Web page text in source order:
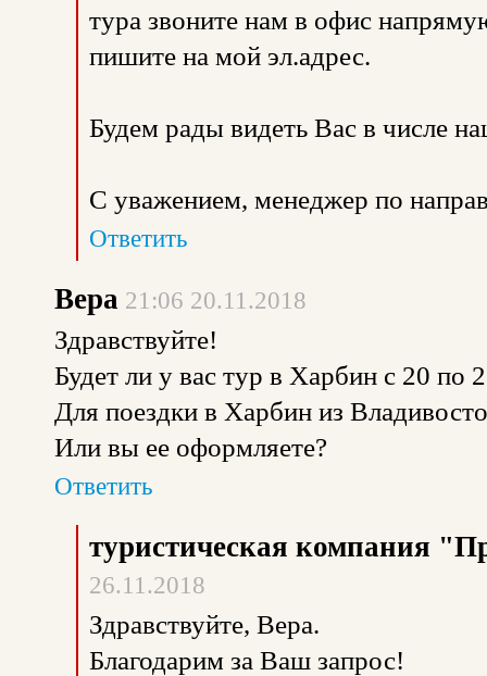
тура звоните нам в офис
пишите на мой эл.адрес.
Будем рады видеть Вас в числе
С уважением, менеджер по
Ответить
Вера 21:06 20.11.2018
Здравствуйте!
Будет ли у вас тур в Харбин с 20 по
Для поездки в Харбин из
Или вы ее оформляете?
Ответить
туристическая компания
26.11.2018
Здравствуйте, Вера.
Благодарим за Ваш запрос!